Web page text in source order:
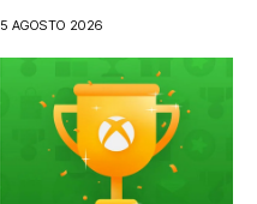
5 AGOSTO 2026